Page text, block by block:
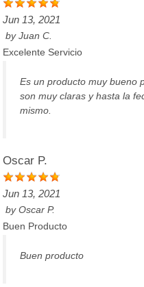
Jun 13, 2021
byJuan C.
Excelente Servicio
Es un producto muy bueno
son muy claras y hasta la
mismo.
Oscar P.
Jun 13, 2021
byOscar P.
Buen Producto
Buen producto